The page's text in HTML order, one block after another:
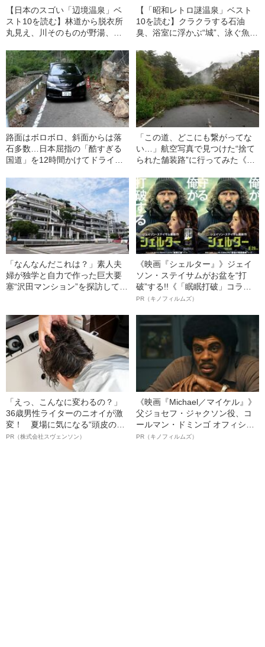
【日本のスゴい「辺境温泉」ベ
スト10を読む】林道から脱衣所
丸見え、川そのものが野湯、恐
「辺境温泉」ベスト10
【「昭和レトロ謎温泉」ベスト
10を読む】クラクラする石油
臭、浴室に浮かぶ“城”、泳ぐ魚と
「昭和レトロ謎温泉」ベスト10
路面はボロボロ、斜面からは落
石多数…日本屈指の「酷すぎる
国道」を12時間かけてドライブ
「この道、どこにも繋がってな
い…」航空写真で見つけた“捨て
られた舗装路”に行ってみた《草
「なんなんだこれは？」素人夫
婦が独学と自力で作った巨大要
塞“沢田マンション”を探訪してみ
《映画『シェルター』》ジェイ
ソン・ステイサムがお盆を“打
破”する!!《「眠眠打破」コラ
ボ》
PR（キノフィルムズ）
「えっ、こんなに変わるの？」
36歳男性ライターのニオイが激
変！ 夏場に気になる“頭皮のニ
オイ”や“ベタつき”を解消す
PR（株式会社スヴェンソン）
《映画『Michael／マイケル』》
父ジョセフ・ジャクソン役、コ
ールマン・ドミンゴ オフィシャ
ルインタビュー“観客を魅了した
PR（キノフィルムズ）